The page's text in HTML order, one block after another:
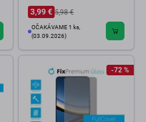
3,99 € 5,98 €
OČAKÁVAME 1 ks,
(03.09.2026)
-72 %